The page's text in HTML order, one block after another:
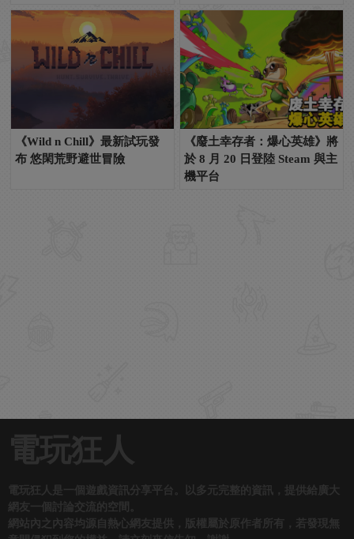
《Wild n Chill》最新試玩發
布 悠閑荒野避世冒險
《廢土幸存者：爆心英雄》將
於 8 月 20 日登陸 Steam 與主
機平台
電玩狂人
電玩狂人是一個遊戲資訊分享平台。以多元完整的資訊，提供給廣大
網友一個討論交流的空間。
網站內之內容均源自熱心網友提供，版權屬於原作者所有，若發現無